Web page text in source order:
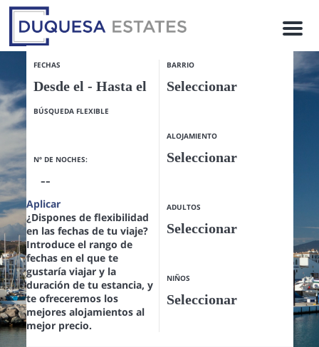
M
n
u
FECHAS
BÚSQUEDA FLEXIBLE
Nº DE NOCHES:
Aplicar
¿Dispones de flexibilidad
en las fechas de tu viaje?
Introduce el rango de
fechas en el que te
gustaría viajar y la
duración de tu estancia, y
te ofreceremos los
mejores alojamientos al
mejor precio.
BARRIO
ALOJAMIENTO
ADULTOS
NIÑOS